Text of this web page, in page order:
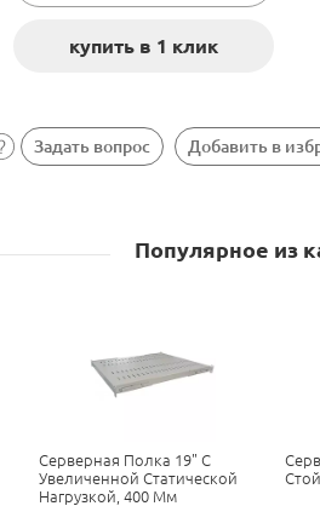
Задать вопрос Добавить в
Популярное из
Серверная Полка 19" С
Увеличенной Статической
Нагрузкой, 400 Мм